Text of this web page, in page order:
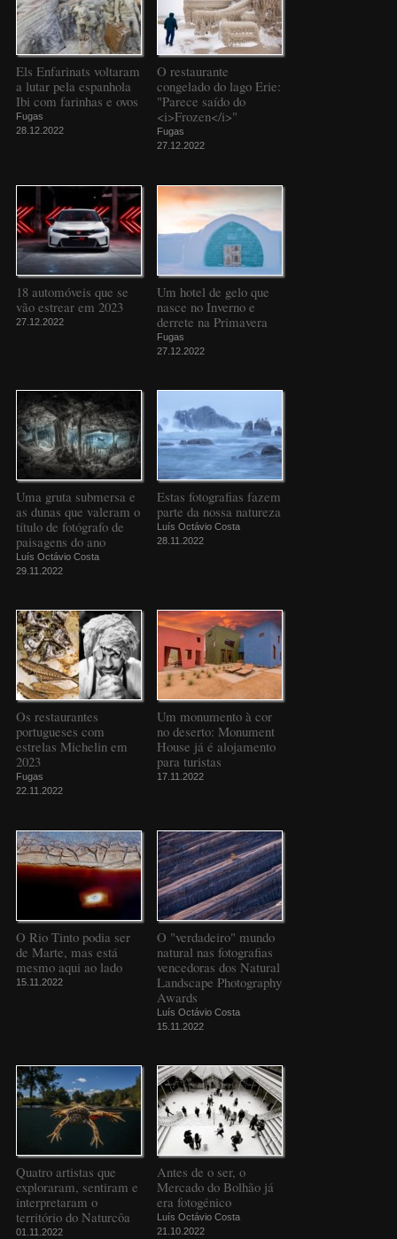
Els Enfarinats voltaram
a lutar pela espanhola
Ibi com farinhas e ovos
Fugas
28.12.2022
O restaurante
congelado do lago Erie:
"Parece saído do
<i>Frozen</i>"
Fugas
27.12.2022
18 automóveis que se
vão estrear em 2023
27.12.2022
Um hotel de gelo que
nasce no Inverno e
derrete na Primavera
Fugas
27.12.2022
Uma gruta submersa e
as dunas que valeram o
título de fotógrafo de
paisagens do ano
Luís Octávio Costa
29.11.2022
Estas fotografias fazem
parte da nossa natureza
Luís Octávio Costa
28.11.2022
Os restaurantes
portugueses com
estrelas Michelin em
2023
Fugas
22.11.2022
Um monumento à cor
no deserto: Monument
House já é alojamento
para turistas
17.11.2022
O Rio Tinto podia ser
de Marte, mas está
mesmo aqui ao lado
15.11.2022
O "verdadeiro" mundo
natural nas fotografias
vencedoras dos Natural
Landscape Photography
Awards
Luís Octávio Costa
15.11.2022
Quatro artistas que
exploraram, sentiram e
interpretaram o
território do Naturcôa
01.11.2022
Antes de o ser, o
Mercado do Bolhão já
era fotogénico
Luís Octávio Costa
21.10.2022